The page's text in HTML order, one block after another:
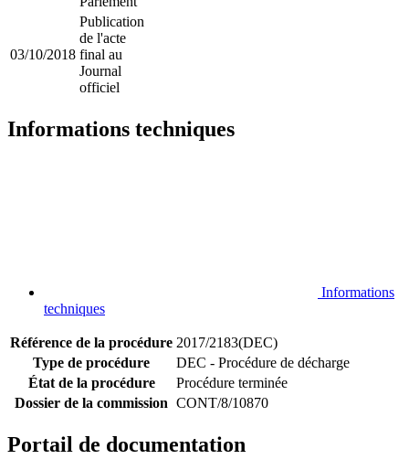
03/10/2018
Publication
de l'acte
final au
Journal
officiel
Informations techniques
Informations
techniques
Référence de la procédure 2017/2183(DEC)
Type de procédure
DEC - Procédure de décharge
État de la procédure
Procédure terminée
Dossier de la commission CONT/8/10870
Portail de documentation